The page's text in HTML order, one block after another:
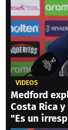
VIDEOS
Medford
Costa Rica
"Es un